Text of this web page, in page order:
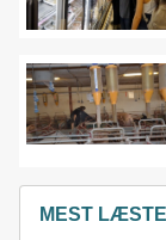
MEST LÆSTE